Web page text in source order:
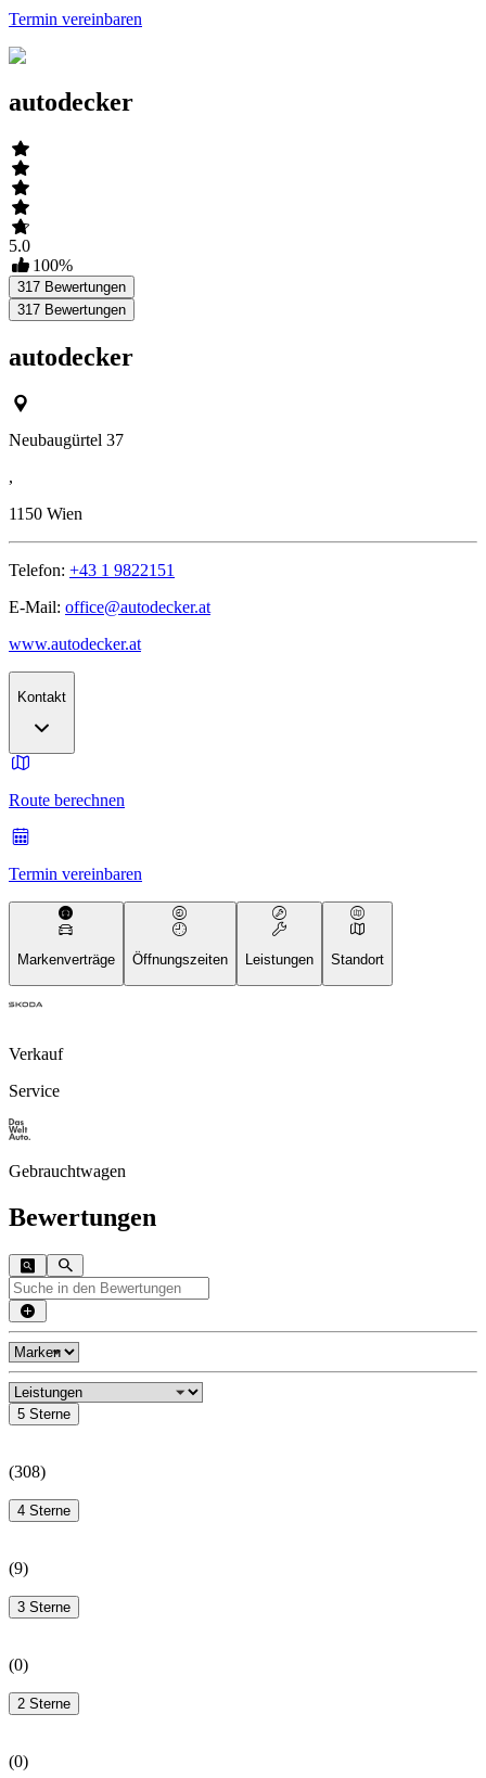
Termin vereinbaren
autodecker
5.0
100%
317 Bewertungen
317 Bewertungen
autodecker
Neubaugürtel 37
,
1150 Wien
Telefon: +43 1 9822151
E-Mail: office@autodecker.at
www.autodecker.at
Kontakt
Route berechnen
Termin vereinbaren
Markenverträge Öffnungszeiten Leistungen Standort
Verkauf
Service
Gebrauchtwagen
Bewertungen
5 Sterne
(308)
4 Sterne
(9)
3 Sterne
(0)
2 Sterne
(0)